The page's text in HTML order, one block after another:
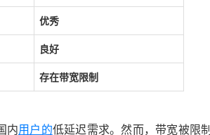
优秀
良好
存在带宽限制
内用户的低延迟需求。然而，带宽被限制